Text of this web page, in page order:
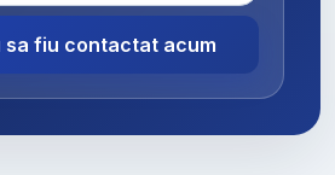
sa fiu contactat acum